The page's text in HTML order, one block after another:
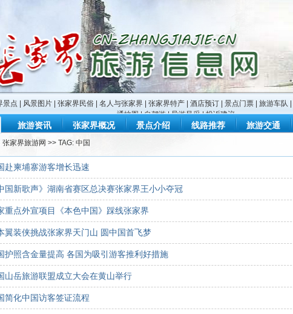
景点 风景图片 张家界民俗 名人与张家界 张家界特产 酒店预订 景点门票 旅游车队
通地图|自驾游|导游风采|投诉建议
旅游资讯 张家界概况 景点介绍 线路推荐 旅游交通
张家界旅游网 >> TAG: 中国
赴柬埔寨游客增长迅速
国新歌声》湖南省赛区总决赛张家界王小小夺冠
重点外宣项目《本色中国》踩线张家界
翼装侠挑战张家界天门山 圆中国首飞梦
护照含金量提高 各国为吸引游客推利好措施
山岳旅游联盟成立大会在黄山举行
简化中国访客签证流程